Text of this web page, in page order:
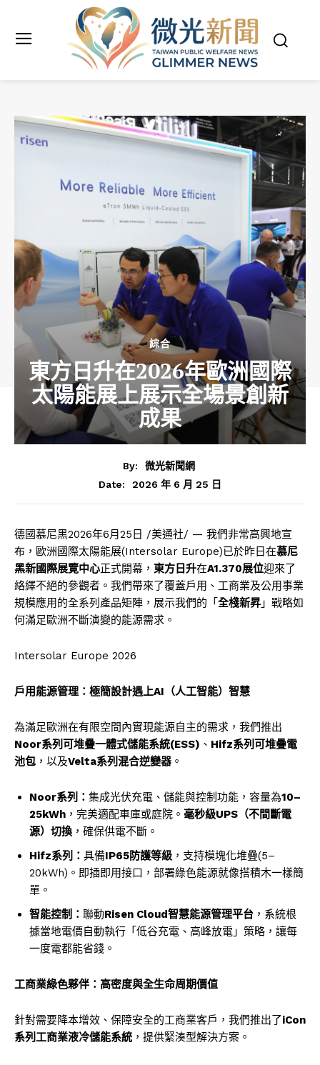
綜合
東方日升在2026年歐洲國際
太陽能展上展示全場景創新
成果
By:
微光新聞網
Date:
2026 年 6 月 25 日
德國慕尼黑2026年6月25日 /美通社/ — 我們非常高興地宣
布，歐洲國際太陽能展(Intersolar Europe)已於昨日在慕尼
黑新國際展覽中心正式開幕， 東方日升在A1.370展位迎來了
絡繹不絕的參觀者。我們帶來了覆蓋戶用、工商業及公用事業
規模應用的全系列產品矩陣，展示我們的「 全棧新昇 」戰略如
何滿足歐洲不斷演變的能源需求。
Intersolar Europe 2026
戶用能源管理：極簡設計遇上AI（人工智能）智慧
為滿足歐洲在有限空間內實現能源自主的需求，我們推出
Noor系列可堆疊一體式儲能系統(ESS) 、 Hifz系列可堆疊電
池包 ，以及Velta系列混合逆變器 。
Noor系列： 集成光伏充電、儲能與控制功能，容量為10–
25kWh ，完美適配車庫或庭院。 毫秒級UPS（不間斷電
源）切換 ，確保供電不斷。
Hifz系列： 具備IP65防護等級 ，支持模塊化堆疊(5–
20kWh)。即插即用接口，部署綠色能源就像搭積木一樣簡
單。
智能控制： 聯動Risen Cloud智慧能源管理平台 ，系統根
據當地電價自動執行「低谷充電、高峰放電」策略，讓每
一度電都能省錢。
工商業綠色夥伴：高密度與全生命周期價值
針對需要降本增效、保障安全的工商業客戶，我們推出了iCon
系列工商業液冷儲能系統 ，提供緊湊型解決方案。